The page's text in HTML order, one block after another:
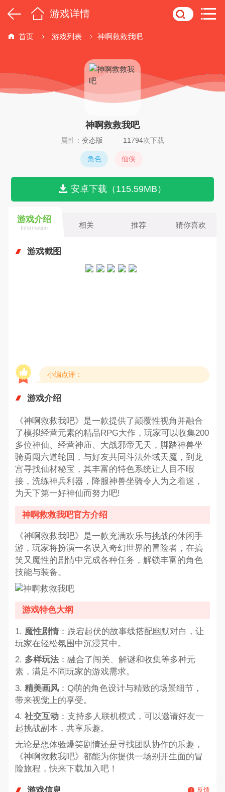
游戏详情
首页 游戏列表 神啊救救我吧
神啊救救我吧
属性： 变态版 11794次下载
角色 仙侠
安卓下载（115.59MB）
游戏介绍
Information 相关 推荐 猜你喜欢
游戏截图
小编点评：
游戏介绍
《神啊救救我吧》是一款提供了颠覆性视角并融合
了模拟经营元素的精品RPG大作，玩家可以收集200
多位神仙、经营神庙、大战邪帝无天，脚踏神兽坐
骑勇闯六道轮回，与好友共同斗法外域天魔，到龙
宫寻找仙材秘宝，其丰富的特色系统让人目不暇
接，洗练神兵利器，降服神兽坐骑令人为之着迷，
为天下第一好神仙而努力吧!
神啊救救我吧官方介绍
《神啊救救我吧》是一款充满欢乐与挑战的休闲手
游，玩家将扮演一名误入奇幻世界的冒险者，在搞
笑又魔性的剧情中完成各种任务，解锁丰富的角色
技能与装备。
游戏特色大纲
1. 魔性剧情：跌宕起伏的故事线搭配幽默对白，让
玩家在轻松氛围中沉浸其中。
2. 多样玩法：融合了闯关、解谜和收集等多种元
素，满足不同玩家的游戏需求。
3. 精美画风：Q萌的角色设计与精致的场景细节，
带来视觉上的享受。
4. 社交互动：支持多人联机模式，可以邀请好友一
起挑战副本，共享乐趣。
无论是想体验爆笑剧情还是寻找团队协作的乐趣，
《神啊救救我吧》都能为你提供一场别开生面的冒
险旅程，快来下载加入吧！
游戏信息 反馈